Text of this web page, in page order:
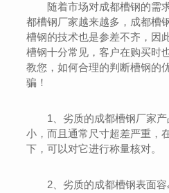
随着市场对成都槽钢的需
都槽钢厂家越来越多，成都槽
槽钢的技术也是参差不齐，因
槽钢十分常见，客户在购买时
教您，如何合理的判断槽钢的
骗！
1、劣质的成都槽钢厂家
小，而且通常尺寸超差严重，
下，可以对它进行称量核对。
2、劣质的成都槽钢表面